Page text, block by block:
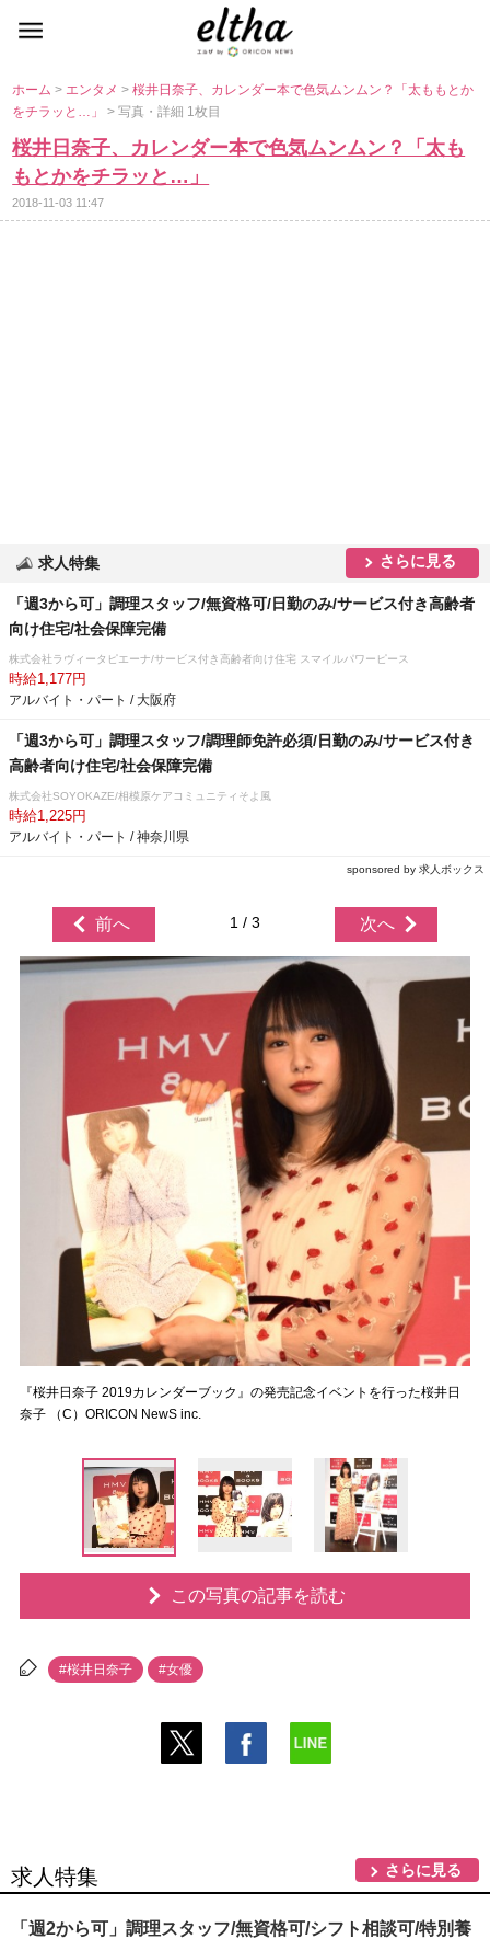
ホーム> エンタメ>桜井日奈子、カレンダー本で色気ムンムン？「太ももとか
をチラッと…」> 写真・詳細 1枚目
桜井日奈子、カレンダー本で色気ムンムン？「太も
もとかをチラッと…」
2018-11-03 11:47
求人特集 さらに見る
「週3から可」調理スタッフ/無資格可/日勤のみ/サービス付き高齢者
向け住宅/社会保障完備
株式会社ラヴィータピエーナ/サービス付き高齢者向け住宅 スマイルパワーピース
時給1,177円
アルバイト・パート / 大阪府
「週3から可」調理スタッフ/調理師免許必須/日勤のみ/サービス付き
高齢者向け住宅/社会保障完備
株式会社SOYOKAZE/相模原ケアコミュニティそよ風
時給1,225円
アルバイト・パート / 神奈川県
sponsored by 求人ボックス
前へ 1 / 3 次へ
『桜井日奈子 2019カレンダーブック』の発売記念イベントを行った桜井日
奈子 （C）ORICON NewS inc.
この写真の記事を読む
#桜井日奈子 #女優
求人特集 さらに見る
「週2から可」調理スタッフ/無資格可/シフト相談可/特別養